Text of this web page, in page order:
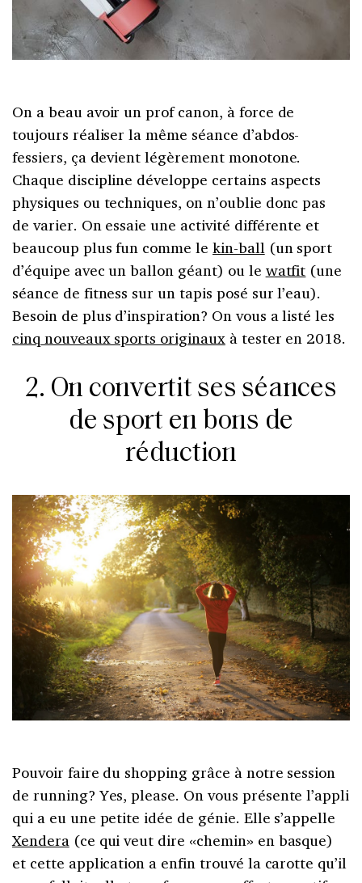
On a beau avoir un prof canon, à force de
toujours réaliser la même séance d’abdos-
fessiers, ça devient légèrement monotone.
Chaque discipline développe certains aspects
physiques ou techniques, on n’oublie donc pas
de varier. On essaie une activité différente et
beaucoup plus fun comme le kin-ball(un sport
d’équipe avec un ballon géant) ou le watfit (une
séance de fitness sur un tapis posé sur l’eau).
Besoin de plus d’inspiration? On vous a listé les
cinq nouveaux sports originauxà tester en 2018.
2. On convertit ses séances
de sport en bons de
réduction
Pouvoir faire du shopping grâce à notre session
de running? Yes, please. On vous présente l’appli
qui a eu une petite idée de génie. Elle s’appelle
Xendera(ce qui veut dire «chemin» en basque)
et cette application a enfin trouvé la carotte qu’il